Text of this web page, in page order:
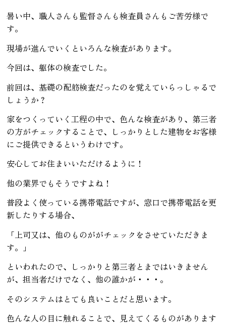
暑い中、職人さんも監督さんも検査員さんもご苦労様で
す。
現場が進んでいくといろんな検査があります。
今回は、躯体の検査でした。
前回は、基礎の配筋検査だったのを覚えていらっしゃるで
しょうか？
家をつくっていく工程の中で、色んな検査があり、第三者
の方がチェックすることで、しっかりとした建物をお客様
にご提供できるというわけです。
安心してお住まいいただけるように！
他の業界でもそうですよね！
普段よく使っている携帯電話ですが、窓口で携帯電話を更
新したりする場合、
「上司又は、他のものががチェックをさせていただきま
す。」
といわれたので、しっかりと第三者とまではいきません
が、担当者だけでなく、他の誰かが・・・。
そのシステムはとても良いことだと思います。
色んな人の目に触れることで、見えてくるものがあります